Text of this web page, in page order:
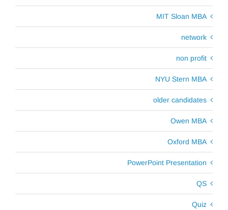
MIT Sloan MBA
network
non profit
NYU Stern MBA
older candidates
Owen MBA
Oxford MBA
PowerPoint Presentation
QS
Quiz